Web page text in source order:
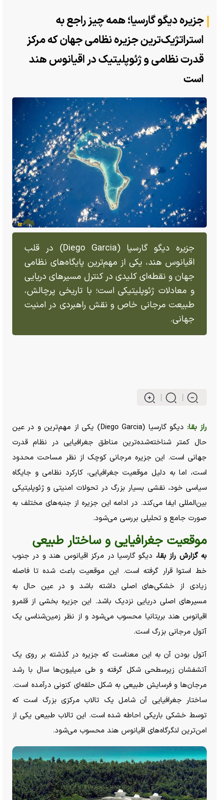
جزیره دیگو گارسیا؛ همه چیز راجع به
استراتژیک‌ترین جزیره نظامی جهان که مرکز
قدرت نظامی و ژئوپلیتیک در اقیانوس هند
است
جزیره دیگو گارسیا (Diego Garcia) در قلب
اقیانوس هند، یکی از مهم‌ترین پایگاه‌های نظامی
جهان و نقطه‌ای کلیدی در کنترل مسیر‌های دریایی
و معادلات ژئوپلیتیکی است؛ با تاریخی پرچالش،
طبیعت مرجانی خاص و نقش راهبردی در امنیت
جهانی.
راز بقا:
دیگو گارسیا (Diego Garcia) یکی از مهم‌ترین و در عین
حال کمتر شناخته‌شده‌ترین مناطق جغرافیایی در نظام قدرت
جهانی است. این جزیره مرجانی کوچک از نظر مساحت محدود
است، اما به دلیل موقعیت جغرافیایی، کارکرد نظامی و جایگاه
سیاسی خود، نقشی بسیار بزرگ در تحولات امنیتی و ژئوپلیتیکی
بین‌المللی ایفا می‌کند. در ادامه این جزیره از جنبه‌های مختلف به
صورت جامع و تحلیلی بررسی می‌شود.
موقعیت جغرافیایی و ساختار طبیعی
به گزارش راز بقا، دیگو گارسیا در مرکز اقیانوس هند و در جنوب
خط استوا قرار گرفته است. این موقعیت باعث شده تا فاصله
زیادی از خشکی‌های اصلی داشته باشد و در عین حال به
مسیر‌های اصلی دریایی نزدیک باشد. این جزیره بخشی از قلمرو
اقیانوس هند بریتانیا محسوب می‌شود و از نظر زمین‌شناسی یک
آتول مرجانی بزرگ است.
آتول بودن آن به این معناست که جزیره در گذشته بر روی یک
آتشفشان زیرسطحی شکل گرفته و طی میلیون‌ها سال با رشد
مرجان‌ها و فرسایش طبیعی به شکل حلقه‌ای کنونی درآمده است.
ساختار جغرافیایی آن شامل یک تالاب مرکزی بزرگ است که
توسط خشکی باریکی احاطه شده است. این تالاب طبیعی یکی از
امن‌ترین لنگرگاه‌های اقیانوس هند محسوب می‌شود.